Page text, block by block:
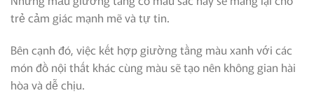
trẻ cảm giác mạnh mẽ và tự tin.
Bên cạnh đó, việc kết hợp giường tầng màu xanh với các
món đồ nội thất khác cùng màu sẽ tạo nên không gian hài
hòa và dễ chịu.